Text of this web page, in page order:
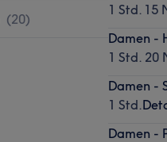
(20)
1 Std. 15
Damen -
1 Std. 20
Damen -
1 Std.
Damen -